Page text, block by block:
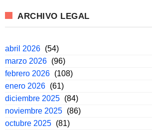
ARCHIVO LEGAL
abril 2026 (54)
marzo 2026 (96)
febrero 2026 (108)
enero 2026 (61)
diciembre 2025 (84)
noviembre 2025 (86)
octubre 2025 (81)